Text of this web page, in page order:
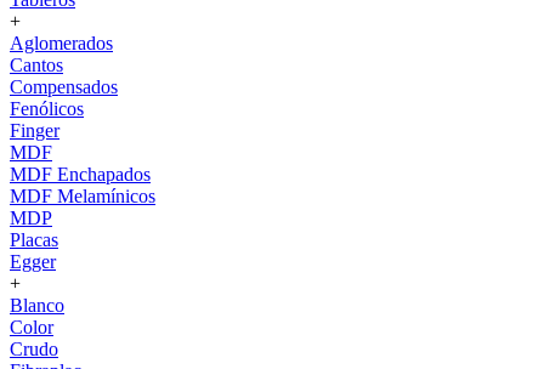
+
Aglomerados
Cantos
Compensados
Fenólicos
Finger
MDF
MDF Enchapados
MDF Melamínicos
MDP
Placas
Egger
+
Blanco
Color
Crudo